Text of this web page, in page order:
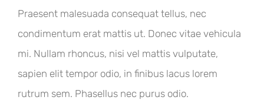
Praesent malesuada consequat tellus, nec
condimentum erat mattis ut. Donec vitae vehicula
mi. Nullam rhoncus, nisi vel mattis vulputate,
sapien elit tempor odio, in finibus lacus lorem
rutrum sem. Phasellus nec purus odio.